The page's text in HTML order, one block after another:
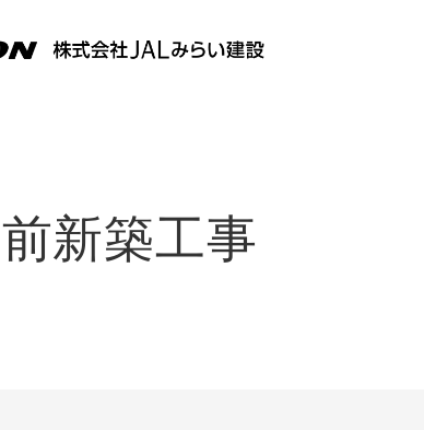
新築工事